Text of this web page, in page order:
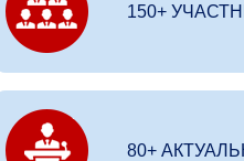
150+
80+